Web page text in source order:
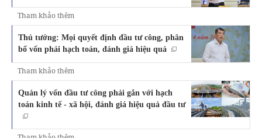
Tham khảo thêm
Thủ tướng: Mọi quyết định đầu tư công, phân
bổ vốn phải hạch toán, đánh giá hiệu quả
Tham khảo thêm
Quản lý vốn đầu tư công phải gắn với hạch
toán kinh tế - xã hội, đánh giá hiệu quả đầu tư